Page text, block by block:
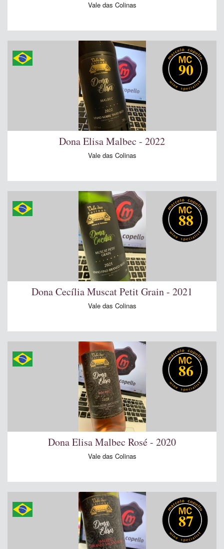
Vale das Colinas
90
Dona Elisa Malbec - 2022
Vale das Colinas
88
Dona Cecília Muscat Petit Grain - 2021
Vale das Colinas
86
Dona Elisa Malbec Rosé - 2020
Vale das Colinas
87